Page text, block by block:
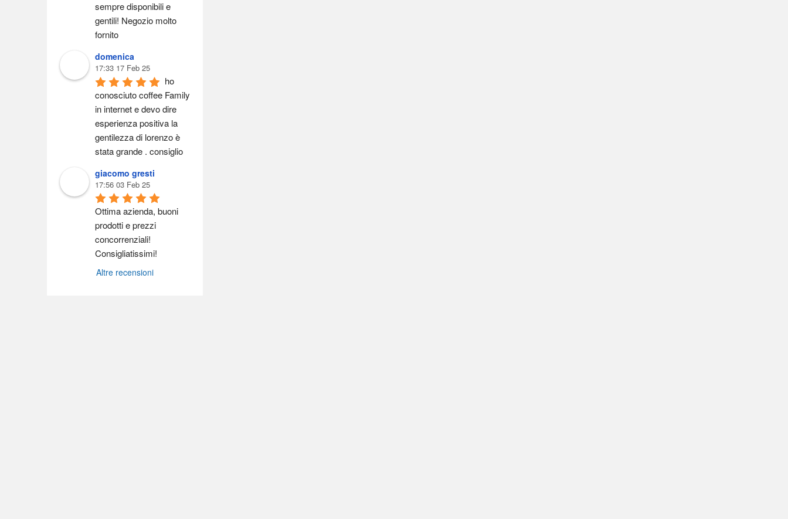
sempre disponibili e
gentili! Negozio molto
fornito
domenica
17:33 17 Feb 25
ho
conosciuto coffee Family
in internet e devo dire
esperienza positiva la
gentilezza di lorenzo è
stata grande . consiglio
giacomo gresti
17:56 03 Feb 25
Ottima azienda, buoni
prodotti e prezzi
concorrenziali!
Consigliatissimi!
Altre recensioni